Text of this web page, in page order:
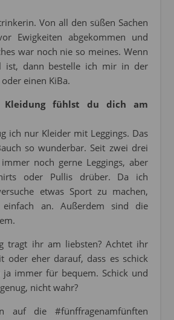
Von all den süßen Sachen
Ewigkeiten abgekommen und
war noch nie so meines. Wenn
ist, dann bestelle ich mir in der
einen KiBa.
fühlst du dich am
ich nur Kleider mit Leggings. Das
so wunderbar. Seit zwei drei
noch gerne Leggings, aber
oder Pullis drüber. Da ich
etwas Sport zu machen,
an. Außerdem sind die
tragt ihr am liebsten? Achtet ihr
oder eher darauf, dass es schick
ja immer für bequem. Schick und
nicht wahr?
auf die #fünffragenamfünften